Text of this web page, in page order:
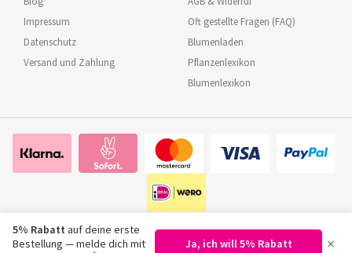
Impressum
Datenschutz
Versand und Zahlung
Oft gestellte Fragen (FAQ)
Blumenladen
Pflanzenlexikon
Blumenlexikon
5% Rabatt auf deine erste
Bestellung — melde dich mit
Ja, ich will 5% Rabatt ×